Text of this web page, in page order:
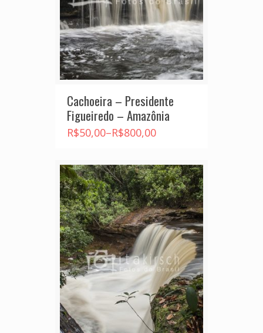
Cachoeira – Presidente
Figueiredo – Amazônia
R$50,00–R$800,00